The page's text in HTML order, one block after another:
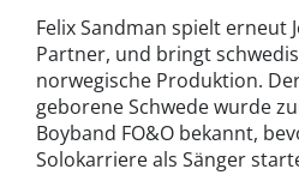
Felix Sandman spielt erneut
Partner, und bringt
norwegische Produktion.
geborene Schwede wurde
Boyband FO&O bekannt,
Solokarriere als Sänger